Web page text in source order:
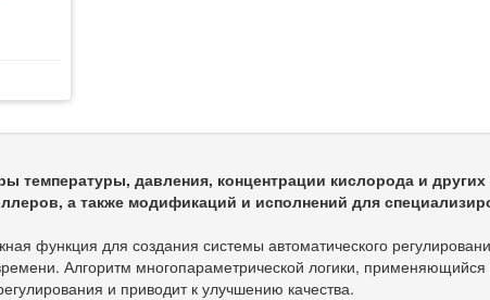
температуры, давления, концентрации кислорода и
а также модификаций и исполнений для
функция для создания системы автоматического
Алгоритм многопараметрической логики, применяющийся
и приводит к улучшению качества.